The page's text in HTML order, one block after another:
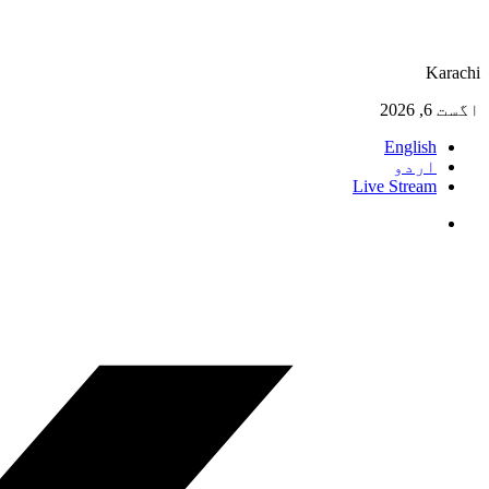
Karachi
اگست 6, 2026
English
اردو
Live Stream